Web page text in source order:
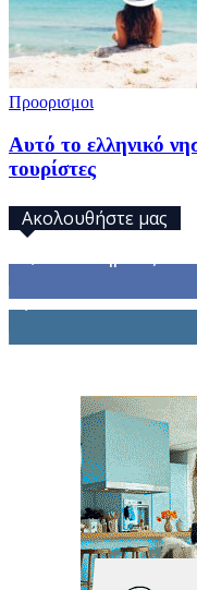
Προορισμοι
Αυτό το ελληνικό
τουρίστες
Ακολουθήστε μας